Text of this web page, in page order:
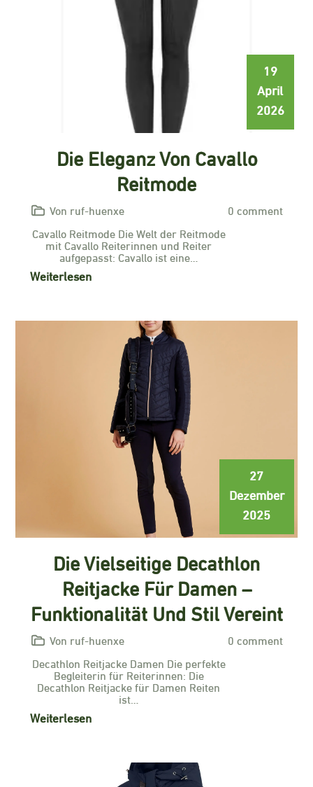
19
April
2026
Die Eleganz Von Cavallo
Reitmode
Von ruf-huenxe
0 comment
Cavallo Reitmode Die Welt der Reitmode
mit Cavallo Reiterinnen und Reiter
aufgepasst: Cavallo ist eine…
Weiterlesen
27
Dezember
2025
Die Vielseitige Decathlon
Reitjacke Für Damen –
Funktionalität Und Stil Vereint
Von ruf-huenxe
0 comment
Decathlon Reitjacke Damen Die perfekte
Begleiterin für Reiterinnen: Die
Decathlon Reitjacke für Damen Reiten
ist…
Weiterlesen